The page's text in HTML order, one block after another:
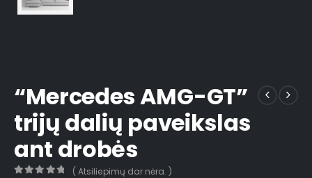
“Mercedes AMG-GT”
trijų dalių paveikslas
ant drobės
( Atsiliepimų dar nėra. )